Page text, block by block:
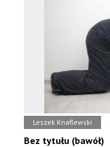
Leszek Knaflewski
Bez tytułu (bawół)